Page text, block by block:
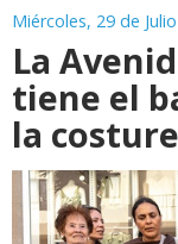
Miércoles, 29 de
La
tiene el
la